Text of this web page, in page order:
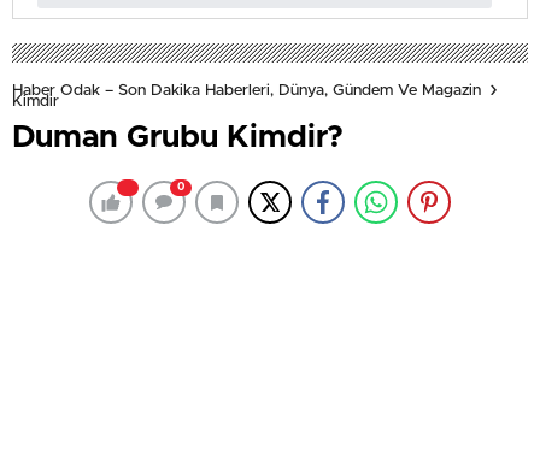
Haber Odak – Son Dakika Haberleri, Dünya, Gündem Ve Magazin
Kimdir
Duman Grubu Kimdir?
0